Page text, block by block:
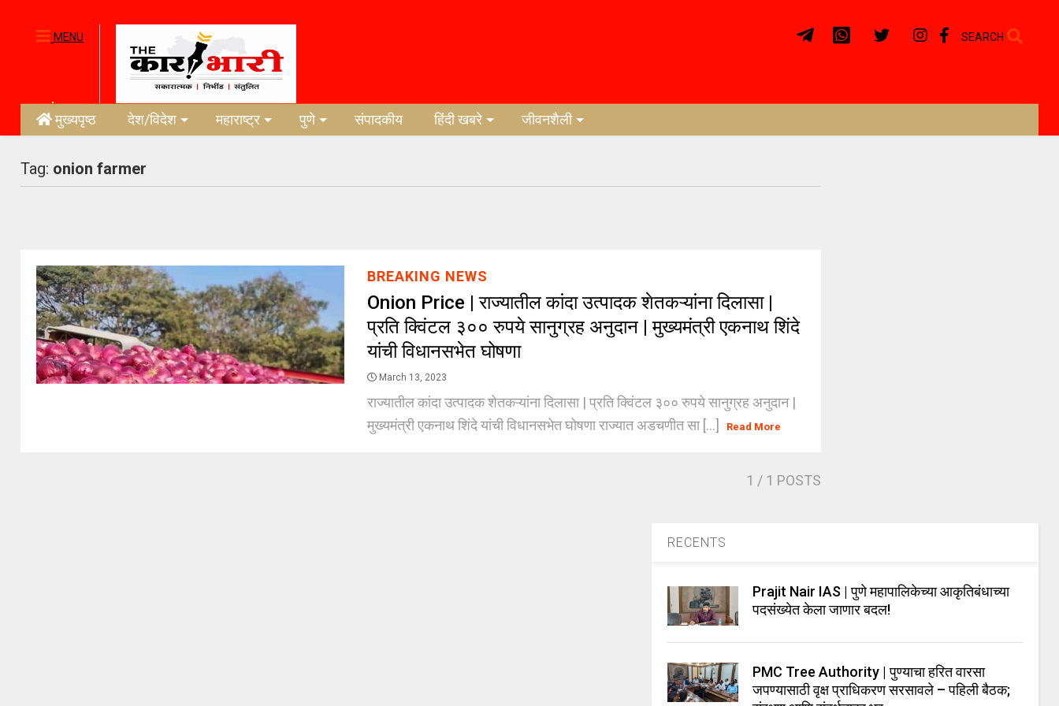
MENU SEARCH
मुख्यपृष्ठ देश/विदेश महाराष्ट्र पुणे संपादकीय हिंदी खबरे जीवनशैली
Tag: onion farmer
BREAKING NEWS
Onion Price | राज्यातील कांदा उत्पादक शेतकऱ्यांना दिलासा |
प्रति क्विंटल ३०० रुपये सानुग्रह अनुदान | मुख्यमंत्री एकनाथ शिंदे
यांची विधानसभेत घोषणा
March 13, 2023
राज्यातील कांदा उत्पादक शेतकऱ्यांना दिलासा | प्रति क्विंटल ३०० रुपये सानुग्रह अनुदान |
मुख्यमंत्री एकनाथ शिंदे यांची विधानसभेत घोषणा राज्यात अडचणीत सा [...]
Read More
1 / 1 POSTS
RECENTS
Prajit Nair IAS | पुणे महापालिकेच्या आकृतिबंधाच्या
पदसंख्येत केला जाणार बदल!
PMC Tree Authority | पुण्याचा हरित वारसा
जपण्यासाठी वृक्ष प्राधिकरण सरसावले – पहिली बैठक;